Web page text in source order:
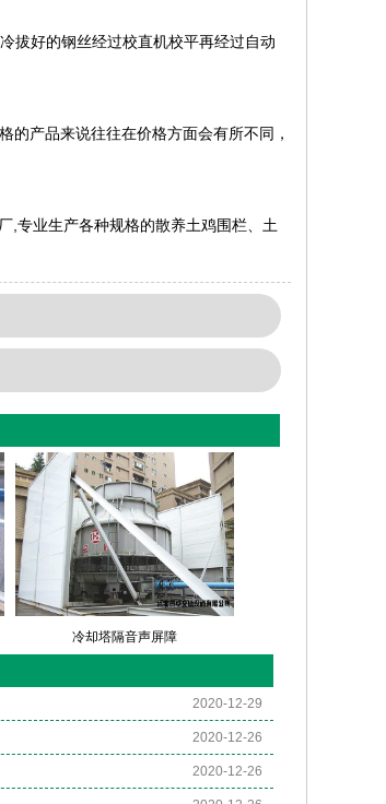
拔好的钢丝经过校直机校平再经过自动
产品来说往往在价格方面会有所不同，
业生产各种规格的散养土鸡围栏、土
冷却塔隔音声屏障
2020-12-29
2020-12-26
2020-12-26